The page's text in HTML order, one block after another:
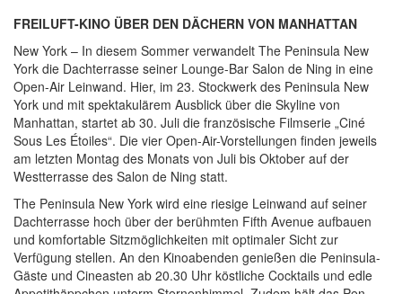
FREILUFT-KINO ÜBER DEN DÄCHERN VON MANHATTAN
New York – In diesem Sommer verwandelt The Peninsula New
York die Dachterrasse seiner Lounge-Bar Salon de Ning in eine
Open-Air Leinwand. Hier, im 23. Stockwerk des Peninsula New
York und mit spektakulärem Ausblick über die Skyline von
Manhattan, startet ab 30. Juli die französische Filmserie „Ciné
Sous Les Étoiles“. Die vier Open-Air-Vorstellungen finden jeweils
am letzten Montag des Monats von Juli bis Oktober auf der
Westterrasse des Salon de Ning statt.
The Peninsula New York wird eine riesige Leinwand auf seiner
Dachterrasse hoch über der berühmten Fifth Avenue aufbauen
und komfortable Sitzmöglichkeiten mit optimaler Sicht zur
Verfügung stellen. An den Kinoabenden genießen die Peninsula-
Gäste und Cineasten ab 20.30 Uhr köstliche Cocktails und edle